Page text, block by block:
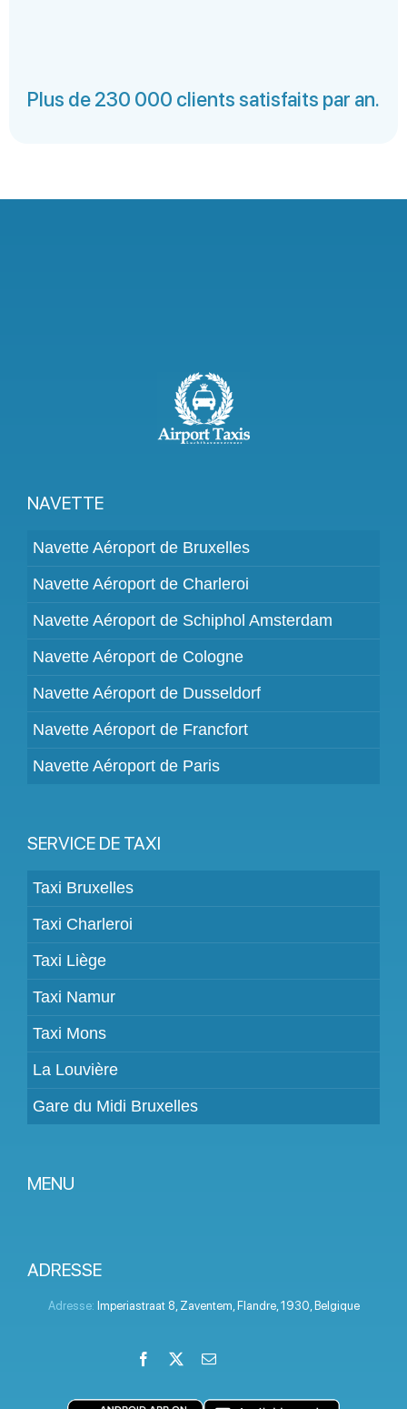
Plus de 230 000 clients satisfaits par an.
NAVETTE
Navette Aéroport de Bruxelles
Navette Aéroport de Charleroi
Navette Aéroport de Schiphol Amsterdam
Navette Aéroport de Cologne
Navette Aéroport de Dusseldorf
Navette Aéroport de Francfort
Navette Aéroport de Paris
SERVICE DE TAXI
Taxi Bruxelles
Taxi Charleroi
Taxi Liège
Taxi Namur
Taxi Mons
La Louvière
Gare du Midi Bruxelles
MENU
Tarifs
Espace Client
ADRESSE
Adresse: Imperiastraat 8 Zaventem Flandre, 1930 Belgique
Facebook Email